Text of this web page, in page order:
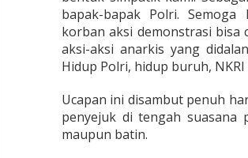
bapak-bapak Polri.
korban aksi demonstrasi bisa
aksi-aksi anarkis yang
Hidup Polri, hidup buruh,
Ucapan ini disambut penuh
penyejuk di tengah suasana
maupun batin.